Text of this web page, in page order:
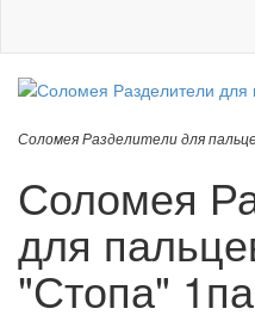
Соломея Разделители для
Соломея
для
"Стопа"